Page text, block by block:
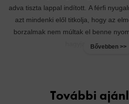
adva tiszta lappal indított. A férfi
azt mindenki elől titkolja, hogy az
borzalmak nem múltak el benne
hagyja nyugodni,
Bővebben >>
További